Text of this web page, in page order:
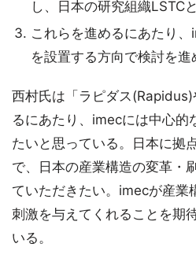
し、日本の研究組織LSTC
これらを進めるにあたり
を設置する方向で検討を進
西村氏は「ラピダス
るにあたり、imecには中心的
たいと思っている。日本に拠
で、日本の産業構造の変革・
ていただきたい。imecが産業
刺激を与えてくれることを期
いる。